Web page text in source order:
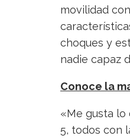
movilidad
choques y
nadie capaz
Conoce la
«Me gusta lo
5, todos con